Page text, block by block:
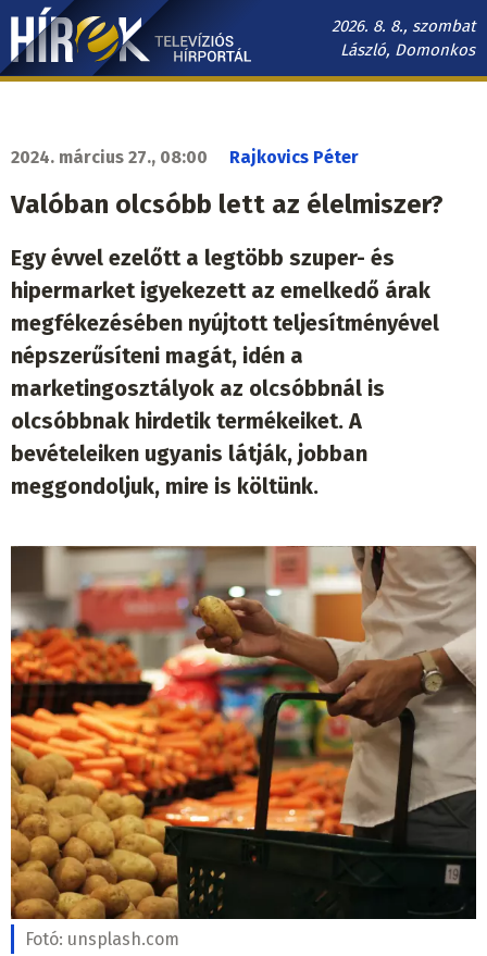
Ugrás
tartalomra
2026. 8. 8., szombat
László, Domonkos
Hírek.sk
navigáció
2024. március 27., 08:00 Rajkovics Péter
Valóban olcsóbb lett az élelmiszer?
Egy évvel ezelőtt a legtöbb szuper- és
hipermarket igyekezett az emelkedő árak
megfékezésében nyújtott teljesítményével
népszerűsíteni magát, idén a
marketingosztályok az olcsóbbnál is
olcsóbbnak hirdetik termékeiket. A
bevételeiken ugyanis látják, jobban
meggondoljuk, mire is költünk.
Fotó: unsplash.com